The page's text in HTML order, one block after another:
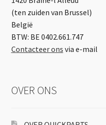
(ten zuiden van Brussel)
België
BTW: BE 0402.661.747
Contacteer ons via e-mail
OVER ONS